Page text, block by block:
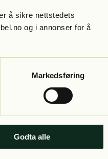
å sikre nettstedets
og i annonser for å
Markedsføring
Godta alle